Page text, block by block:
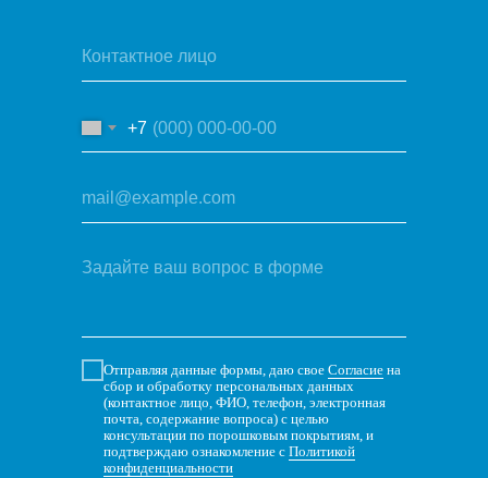
+7
Отправляя данные формы, даю свое Согласие на
сбор и обработку персональных данных
(контактное лицо, ФИО, телефон, электронная
почта, содержание вопроса) с целью
консультации по порошковым покрытиям, и
подтверждаю ознакомление с Политикой
конфиденциальности